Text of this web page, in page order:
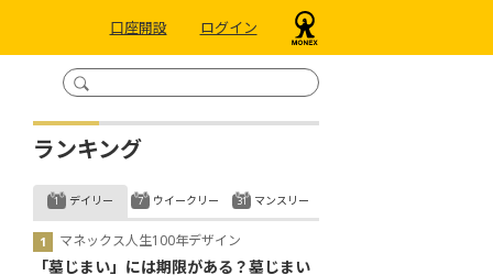
口座開設 ログイン
ランキング
デイリー
マネックス人生100年デザイン
「墓じまい」には期限がある？墓じまい
ウイークリー マンスリー